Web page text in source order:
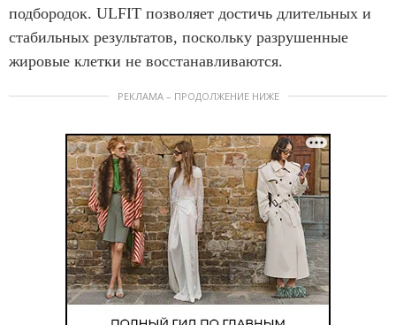
подбородок. ULFIT позволяет достичь длительных и
стабильных результатов, поскольку разрушенные
жировые клетки не восстанавливаются.
РЕКЛАМА – ПРОДОЛЖЕНИЕ НИЖЕ